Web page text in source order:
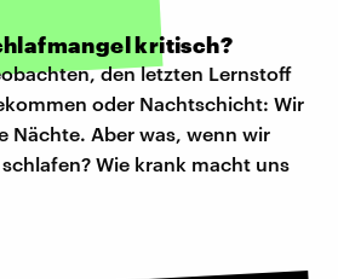
kritisch?
den letzten Lernstoff
oder Nachtschicht: Wir
Nächte. Aber was, wenn wir
Wie krank macht uns